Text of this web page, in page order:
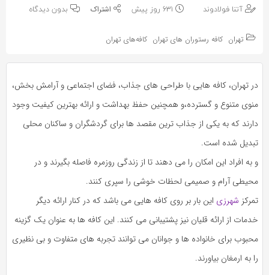
به
بگذارید.
کپی
لینک
آتنا فولادوند به
بگذارید.
کپی
لینک
بدون دیدگاه
تهران کافه رستوران های تهران کافه‌های تهران
در تهران، کافه هایی با طراحی های جذاب، فضای اجتماعی و آرامش بخش،
منوی متنوع و گسترده،و همچنین حفظ بهداشت و ارائه بهترین کیفیت وجود
دارند که به یکی از جذاب ترین مقصد ها برای گردشگران و ساکنان محلی
تبدیل شده است.
و به افراد این امکان را می دهند تا از زندگی روزمره فاصله بگیرند و در
محیطی آرام و صمیمی لحظات خوشی را سپری کنند.
تمرکز شهرزی این بار بر روی کافه هایی می باشد که در کنار ارائه دیگر
خدمات از ارائه قلیان نیز پشتیبانی می کنند. این کافه ها به عنوان یک گزینه
محبوب برای خانواده ها و جوانان می توانند تجربه های متفاوت و بی نظیری
را به ارمغان بیاورند.